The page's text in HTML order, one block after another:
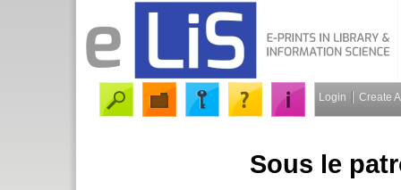
Login Create
Sous le